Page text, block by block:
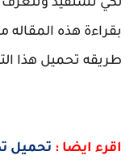
لكي تستفيد وتتعرف
بقراءة هذه المقاله
طريقه تحميل هذا
اقرء ايضا :